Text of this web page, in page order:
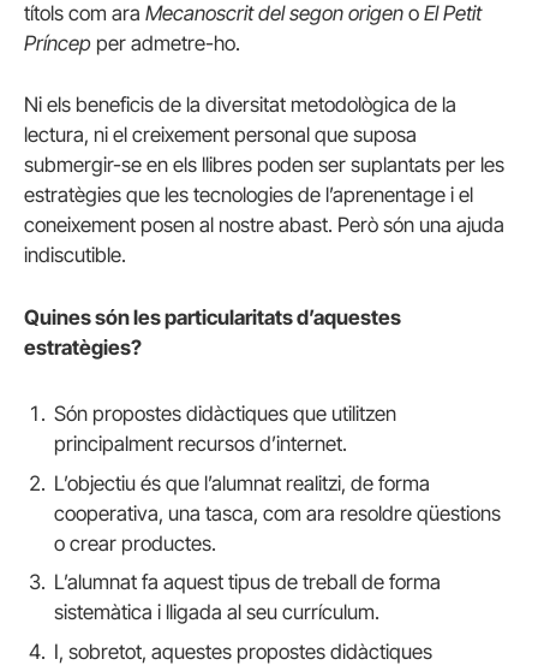
títols com ara Mecanoscrit del segon origen o El Petit
Príncep per admetre-ho.
Ni els beneficis de la diversitat metodològica de la
lectura, ni el creixement personal que suposa
submergir-se en els llibres poden ser suplantats per les
estratègies que les tecnologies de l’aprenentage i el
coneixement posen al nostre abast. Però són una ajuda
indiscutible.
Quines són les particularitats d’aquestes
estratègies?
Són propostes didàctiques que utilitzen
principalment recursos d’internet.
L’objectiu és que l’alumnat realitzi, de forma
cooperativa, una tasca, com ara resoldre qüestions
o crear productes.
L’alumnat fa aquest tipus de treball de forma
sistemàtica i lligada al seu currículum.
I, sobretot, aquestes propostes didàctiques